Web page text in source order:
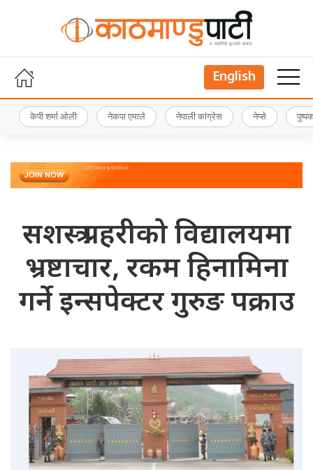
English
केपी शर्मा ओली नेकपा एमाले नेपाली कांग्रेस नेप्से
सशस्त्र प्रहरीको विद्यालयमा
भ्रष्टाचार, रकम हिनामिना
गर्ने इन्सपेक्टर गुरुङ पक्राउ